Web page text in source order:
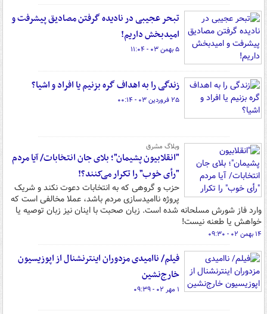
تبحر عجیبی در نادیده گرفتن مصادیق پیشرفت و
امیدبخش داریم!
۵ بهمن ۰۳ - ۱۱:۰۴
زندگی را به اهداف گره بزنیم یا افراد و اشیا؟
۲۵ فروردین ۰۳ - ۰۰:۱۴
وبلاگ مشرق
"انقلابیون پشیمان"؛ بلای جان انتخابات/ آیا مردم
"رأی خوب" را تکرار می‌کنند؟!
حزب و گروهی که به انتخابات دعوت نکند و شریک
پروژه ناامیدسازی مردم باشد، عملا مخالفی است که
وارد فاز شورش مسلحانه شده است. زبان صحبت با اینان نیز زبان توصیه یا
خواهش یا طعنه نیست!
۱۴ بهمن ۰۲ - ۰۹:۳۰
فیلم/ ناامیدی مزدوران اینترنشنال از اپوزیسیون
خارج‌نشین
۱ مهر ۰۲ - ۰۹:۳۹